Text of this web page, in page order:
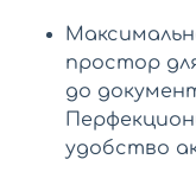
простор
до
удобство